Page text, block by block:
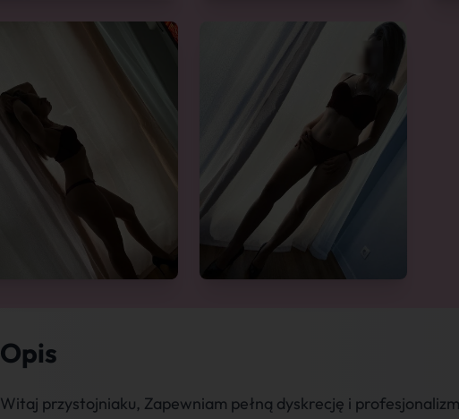
Opis
Witaj przystojniaku, Zapewniam pełną dyskrecję i